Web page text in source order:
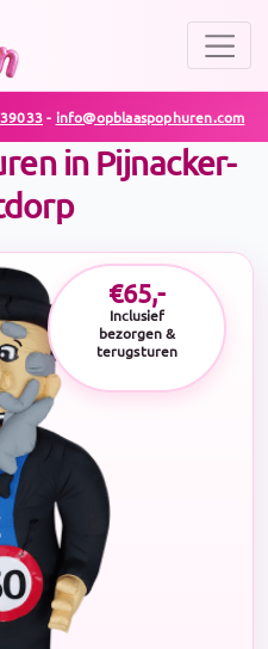
- info@opblaaspophuren.com
in Pijnacker-
€65,-
Inclusief
bezorgen &
terugsturen